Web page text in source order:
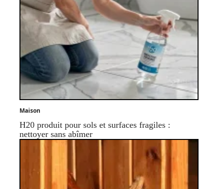
Maison
H20 produit pour sols et surfaces fragiles :
nettoyer sans abîmer